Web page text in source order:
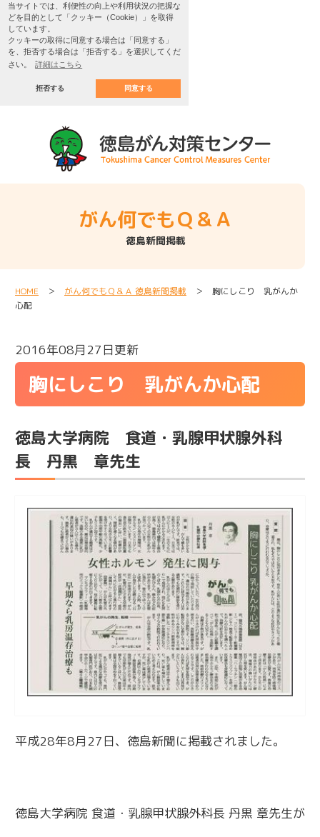
当サイトでは、利便性の向上や利用状況の把握な
どを目的として「クッキー（Cookie）」を取得
しています。
クッキーの取得に同意する場合は「同意する」
を、拒否する場合は「拒否する」を選択してくだ
さい。
詳細はこちら
拒否する 同意する
がん何でもＱ＆Ａ
徳島新聞掲載
HOME ＞ がん何でもＱ＆Ａ 徳島新聞掲載 ＞ 胸にしこり 乳がんか
心配
2016年08月27日更新
胸にしこり 乳がんか心配
徳島大学病院 食道・乳腺甲状腺外科
長 丹黒 章先生
平成28年8月27日、徳島新聞に掲載されました。
徳島大学病院 食道・乳腺甲状腺外科長 丹黒 章先生が